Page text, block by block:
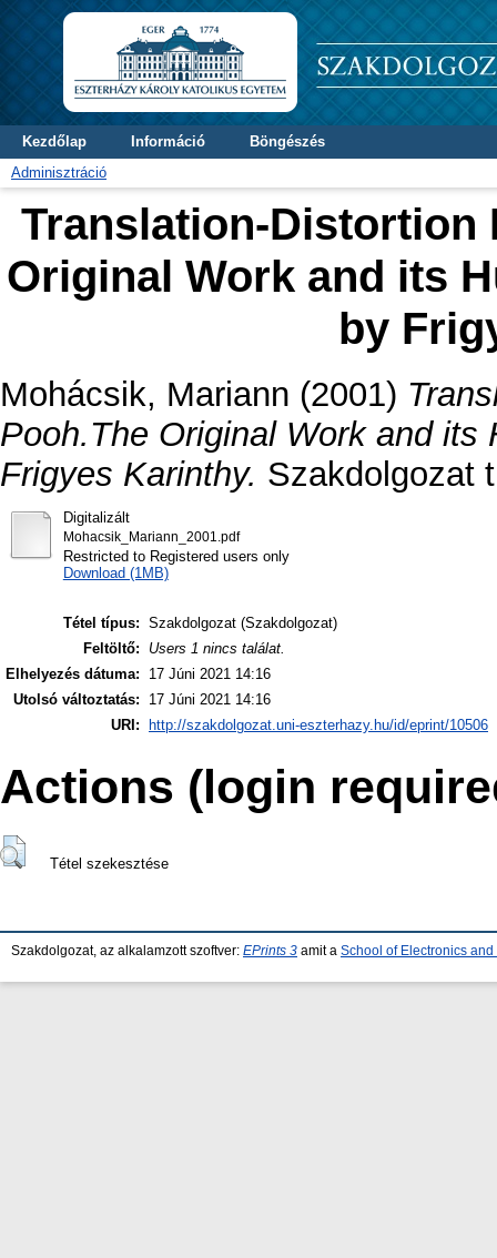
Kezdőlap Információ
Böngészés
Adminisztráció
Translation-Distortion
Original Work and its
by
Mohácsik, Mariann (2001)
Pooh.The Original Work and its
Frigyes Karinthy. Szakdolgozat
Digitalizált
Mohacsik_Mariann_2001.pdf
Restricted to Registered users only
Download (1MB)
Tétel típus: Szakdolgozat (Szakdolgozat)
Feltöltő:
Users 1 nincs találat.
Elhelyezés dátuma:
17 Júni 2021 14:16
Utolsó változtatás:
17 Júni 2021 14:16
URI:
http://szakdolgozat.uni-eszterhazy.hu/id/eprint/10506
Actions (login
Tétel szekesztése
Szakdolgozat, az alkalamzott szoftver: EPrints 3 amit a School of Electronics